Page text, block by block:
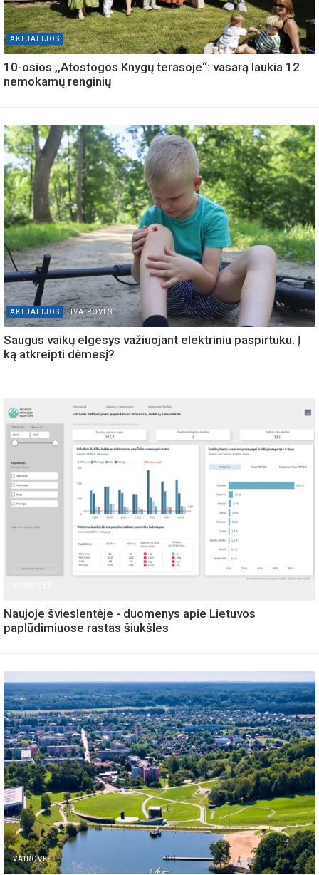
AKTUALIJOS
10-osios ,,Atostogos Knygų terasoje“: vasarą laukia 12
nemokamų renginių
AKTUALIJOS IVAIROVES
Saugus vaikų elgesys važiuojant elektriniu paspirtuku. Į
ką atkreipti dėmesį?
Naujoje švieslentėje - duomenys apie Lietuvos
paplūdimiuose rastas šiukšles
IVAIROVES